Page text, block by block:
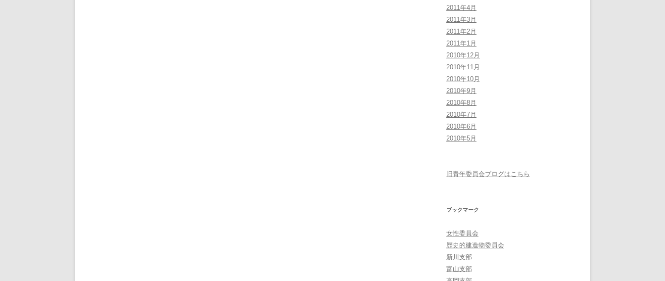
2011年4月
2011年3月
2011年2月
2011年1月
2010年12月
2010年11月
2010年10月
2010年9月
2010年8月
2010年7月
2010年6月
2010年5月
旧青年委員会ブログはこちら
ブックマーク
女性委員会
歴史的建造物委員会
新川支部
富山支部